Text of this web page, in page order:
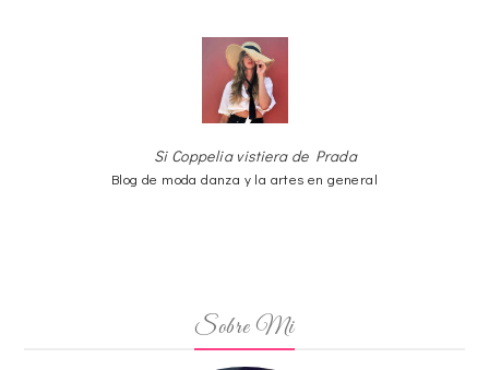
Si Coppelia vistiera de Prada
Blog de moda danza y la artes en general
Sobre Mi